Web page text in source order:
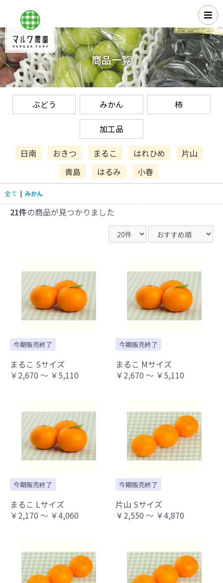
商品一覧
ぶどう みかん 柿
加工品
日南
おきつ まるこ はれひめ
片山
青島
はるみ 小春
全て | みかん
21件の商品が見つかりました
今期販売終了
まるこ Sサイズ
￥2,670 ～ ￥5,110
今期販売終了
まるこ Mサイズ
￥2,670 ～ ￥5,110
今期販売終了
まるこ Lサイズ
￥2,170 ～ ￥4,060
今期販売終了
片山 Sサイズ
￥2,550 ～ ￥4,870